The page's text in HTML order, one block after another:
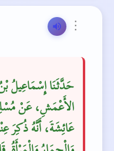
⋮
حَدَّثَنَا إِسْمَاعِيلُ
الأَعْمَشِ، عَنْ
عَائِشَةَ، أَنَّهُ ذُكِرَ